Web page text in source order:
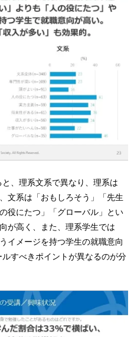
、理系文系で異なり、理系は
文系は「おもしろそう」「先生
役にたつ」「グローバル」とい
が高く、また、理系学生では
イメージを持つ学生の就職意向
すべきポイントが異なるのが分